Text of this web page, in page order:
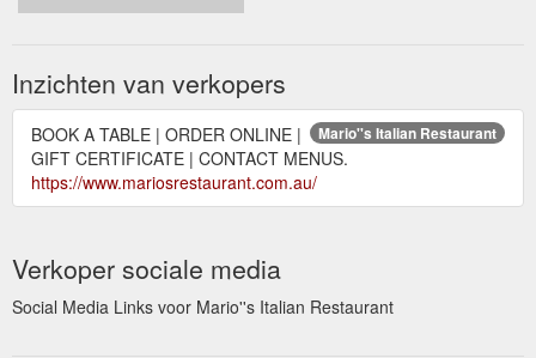
Inzichten van verkopers
Mario''s Italian Restaurant
BOOK A TABLE | ORDER ONLINE |
GIFT CERTIFICATE | CONTACT MENUS.
https://www.mariosrestaurant.com.au/
Verkoper sociale media
Social Media Links voor Mario''s Italian Restaurant